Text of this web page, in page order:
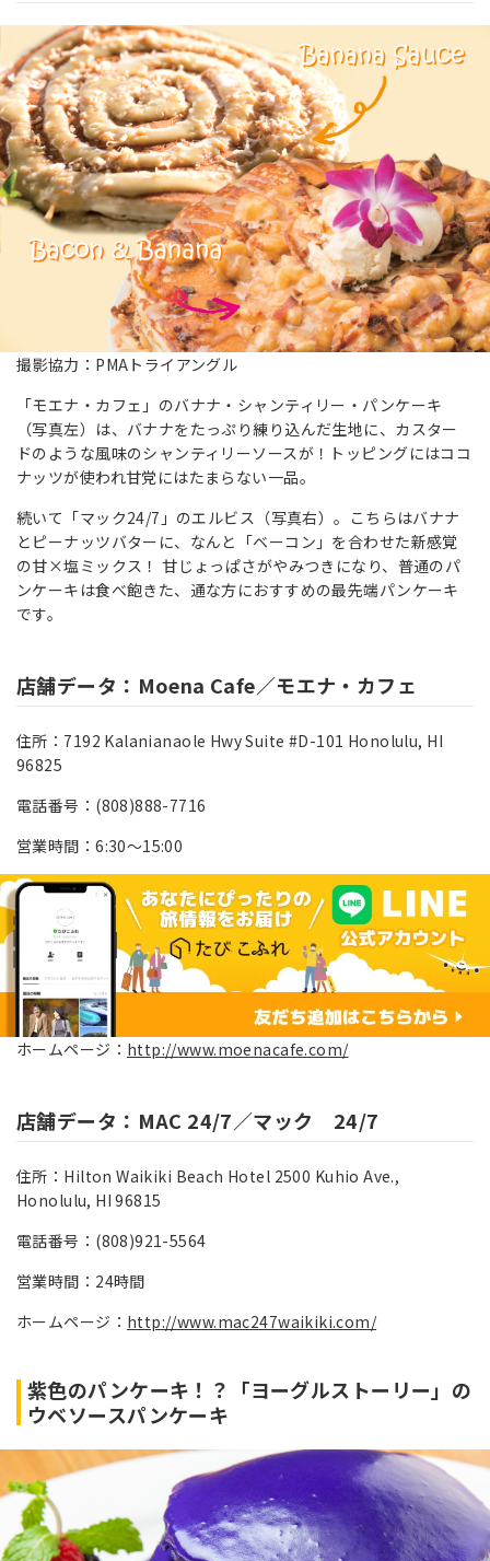
撮影協力：PMAトライアングル
「モエナ・カフェ」のバナナ・シャンティリー・パンケーキ
（写真左）は、バナナをたっぷり練り込んだ生地に、カスター
ドのような風味のシャンティリーソースが！トッピングにはココ
ナッツが使われ甘党にはたまらない一品。
続いて「マック24/7」のエルビス（写真右）。こちらはバナナ
とピーナッツバターに、なんと「ベーコン」を合わせた新感覚
の甘×塩ミックス！ 甘じょっぱさがやみつきになり、普通のパ
ンケーキは食べ飽きた、通な方におすすめの最先端パンケーキ
です。
店舗データ：Moena Cafe／モエナ・カフェ
住所：7192 Kalanianaole Hwy Suite #D-101 Honolulu, HI
96825
電話番号：(808)888-7716
営業時間：6:30～15:00
ホームページ： http://www.moenacafe.com/
店舗データ：MAC 24/7／マック 24/7
住所：Hilton Waikiki Beach Hotel 2500 Kuhio Ave.,
Honolulu, HI 96815
電話番号：(808)921-5564
営業時間：24時間
ホームページ： http://www.mac247waikiki.com/
紫色のパンケーキ！？「ヨーグルストーリー」の
ウベソースパンケーキ